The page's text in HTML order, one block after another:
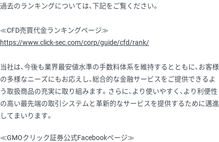
過去のランキングについては、下記をご覧ください。
≪CFD売買代金ランキングページ≫
https://www.click-sec.com/corp/guide/cfd/rank/
当社は、今後も業界最安値水準の手数料体系を維持するとともに、お客様
の多様なニーズにもお応えし、総合的な金融サービスをご提供できるよ
う取扱商品の充実に取り組みます。さらに、より使いやすく、より利便性
の高い最先端の取引システムと革新的なサービスを提供するために邁進
してまいります。
≪GMOクリック証券公式Facebookページ≫